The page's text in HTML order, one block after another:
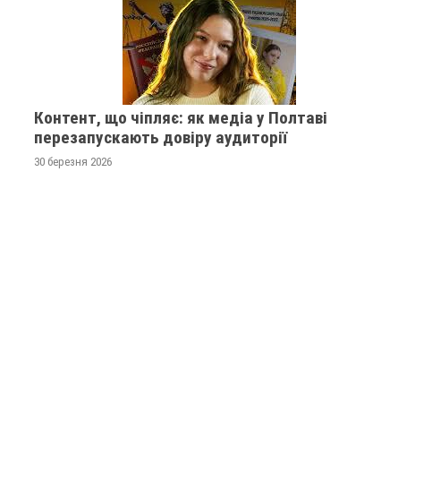
Контент, що чіпляє: як медіа у Полтаві
перезапускають довіру аудиторії
30 березня 2026